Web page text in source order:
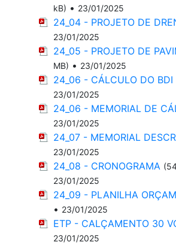
kB) • 23/01/2025
24_04 - PROJETO DE
23/01/2025
24_05 - PROJETO DE
MB) • 23/01/2025
24_06 - CÁLCULO DO BDI
23/01/2025
24_06 - MEMORIAL DE
23/01/2025
24_07 - MEMORIAL
23/01/2025
24_08 - CRONOGRAMA
23/01/2025
24_09 - PLANILHA
• 23/01/2025
ETP - CALÇAMENTO 30
23/01/2025